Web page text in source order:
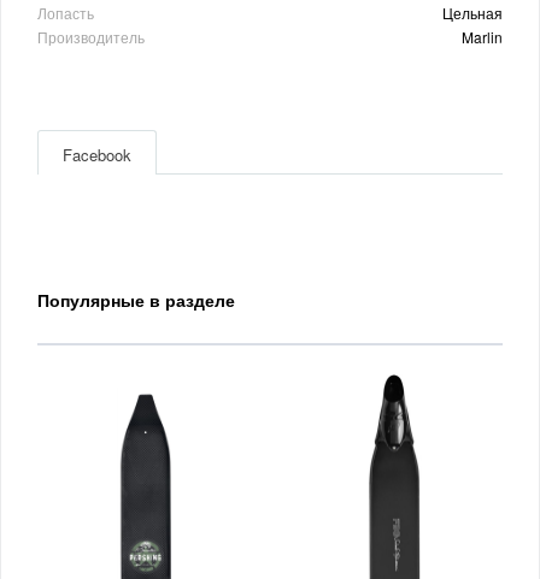
Лопасть
Цельная
Производитель
Marlin
Facebook
Популярные в разделе